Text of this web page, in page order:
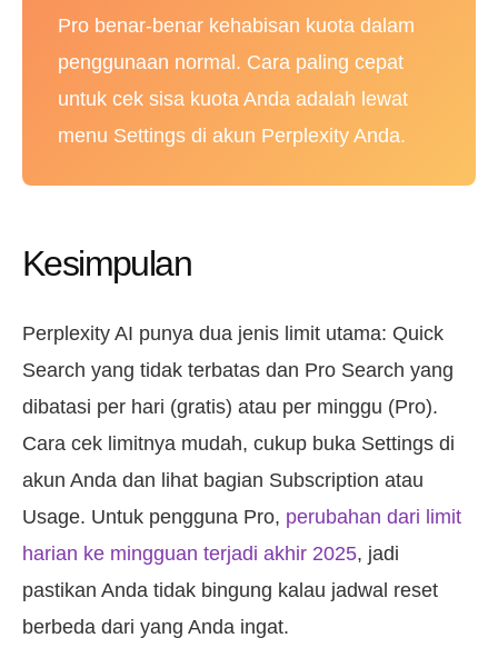
Pro benar-benar kehabisan kuota dalam
penggunaan normal. Cara paling cepat
untuk cek sisa kuota Anda adalah lewat
menu Settings di akun Perplexity Anda.
Kesimpulan
Perplexity AI punya dua jenis limit utama: Quick
Search yang tidak terbatas dan Pro Search yang
dibatasi per hari (gratis) atau per minggu (Pro).
Cara cek limitnya mudah, cukup buka Settings di
akun Anda dan lihat bagian Subscription atau
Usage. Untuk pengguna Pro, perubahan dari limit
harian ke mingguan terjadi akhir 2025, jadi
pastikan Anda tidak bingung kalau jadwal reset
berbeda dari yang Anda ingat.